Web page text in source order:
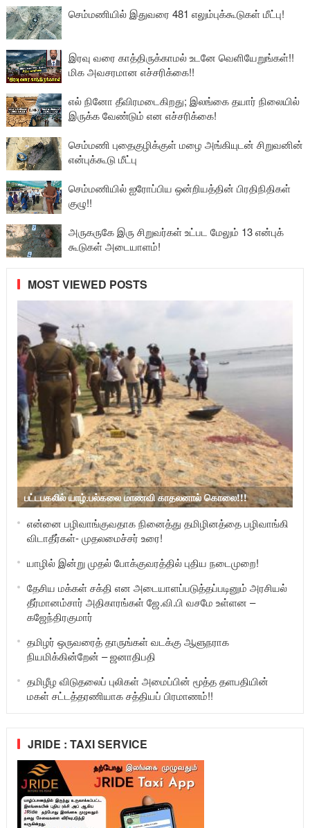
செம்மணியில் இதுவரை 481 எலும்புக்கூடுகள் மீட்பு!
இரவு வரை காத்திருக்காமல் உடனே வெளியேறுங்கள்!!
மிக அவசரமான எச்சரிக்கை!!
எல் நினோ தீவிரமடைகிறது; இலங்கை தயார் நிலையில்
இருக்க வேண்டும் என எச்சரிக்கை!
செம்மணி புதைகுழிக்குள் மழை அங்கியுடன் சிறுவனின்
என்புக்கூடு மீட்பு
செம்மணியில் ஐரோப்பிய ஒன்றியத்தின் பிரதிநிதிகள்
குழு!!
அருகருகே இரு சிறுவர்கள் உட்பட மேலும் 13 என்புக்
கூடுகள் அடையாளம்!
MOST VIEWED POSTS
பட்டபகலில் யாழ்.பல்கலை மாணவி காதலனால் கொலை!!!
என்னை பழிவாங்குவதாக நினைத்து தமிழினத்தை பழிவாங்கி
விடாதீர்கள்- முதலமைச்சர் உரை!
யாழில் இன்று முதல் போக்குவரத்தில் புதிய நடைமுறை!
தேசிய மக்கள் சக்தி என அடையாளப்படுத்தப்படினும் அரசியல்
தீர்மானம்சார் அதிகாரங்கள் ஜே.வி.பி வசமே உள்ளன –
கஜேந்திரகுமார்
தமிழர் ஒருவரைத் தாருங்கள் வடக்கு ஆளுநராக
நியமிக்கின்றேன் – ஜனாதிபதி
தமிழீழ விடுதலைப் புலிகள் அமைப்பின் மூத்த தளபதியின்
மகள் சட்டத்தரணியாக சத்தியப் பிரமாணம்!!
JRIDE : TAXI SERVICE